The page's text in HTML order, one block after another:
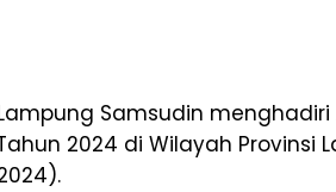
Samsudin
2024 di Wilayah Provinsi